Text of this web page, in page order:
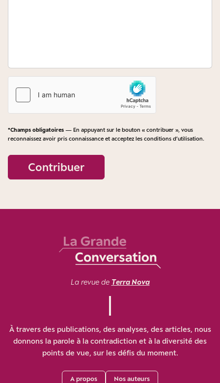
*Champs obligatoires — En appuyant sur le bouton « contribuer », vous
reconnaissez avoir pris connaissance et acceptez les conditions d’utilisation.
Contribuer
La revue de Terra Nova
À travers des publications, des analyses, des articles, nous
donnons la parole à la contradiction et à la diversité des
points de vue, sur les défis du moment.
A propos Nos auteurs